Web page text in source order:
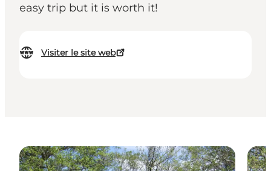
easy trip but it is worth it!
Visiter le site web